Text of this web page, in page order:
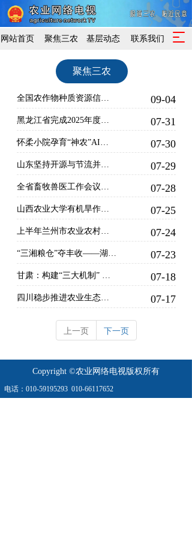
网站首页 聚焦三农 基层动态 联系我们
T
e
n
v
i
a
i
n
全国农作物种质资源信息平台上线试运行 09-04
黑龙江省完成2025年度驻村帮扶力量优化调整 7408名驻村干部奔赴乡村振兴一线 07-31
怀柔小院孕育“神农”AI农场 07-30
山东坚持开源与节流并重、增产与减损并行，推动各环节落实节粮减损 全链条节粮减损，山东有“粮”策 07-29
全省畜牧兽医工作会议暨动物疫情形势会商会在驻马店市召开 07-28
山西农业大学有机旱作农业重点实验室 牵头建设的“秸秆聚乳酸可降解地膜中试平台”启用 07-25
上半年兰州市农业农村经济稳中向好 07-24
“三湘粮仓”夺丰收——湖南半年经济观察之一 07-23
甘肃：构建“三大机制” 打通种养循环堵点 07-18
四川稳步推进农业生态资源环境保护工作 “十四五”时期 我们收获了这些成果 07-17
上一页 下一页
聚焦三农
Copyright ©农业网络电视版权所有
电话： 010-59195293 010-66117652